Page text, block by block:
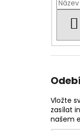
Vložte
zasílat
našem